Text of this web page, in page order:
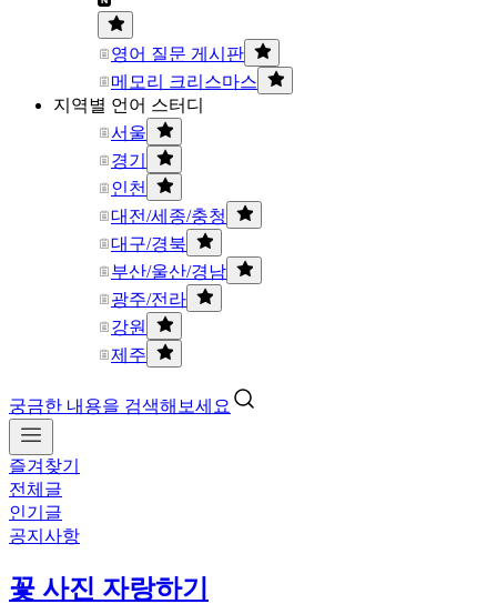
영어 질문 게시판
메모리 크리스마스
지역별 언어 스터디
서울
경기
인천
대전/세종/충청
대구/경북
부산/울산/경남
광주/전라
강원
제주
궁금한 내용을 검색해보세요
즐겨찾기
전체글
인기글
공지사항
꽃 사진 자랑하기